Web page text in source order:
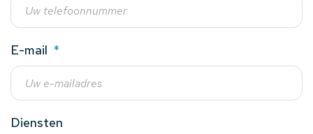
E-mail *
Diensten